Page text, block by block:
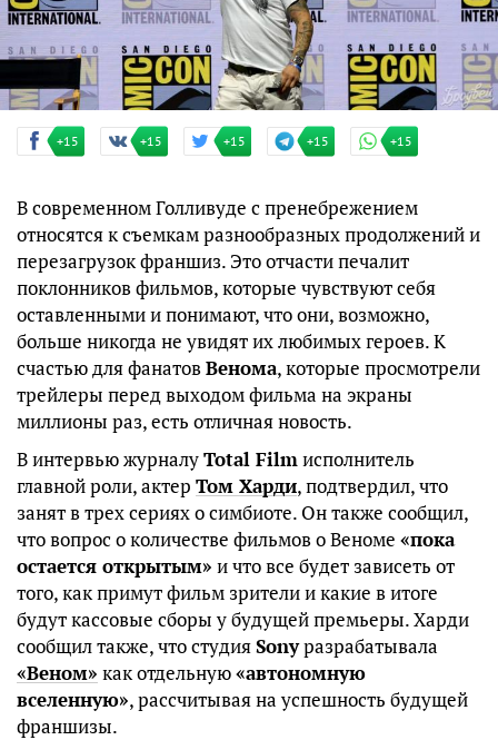
+15 +15 +15 +15 +15
В современном Голливуде с пренебрежением
относятся к съемкам разнообразных продолжений и
перезагрузок франшиз. Это отчасти печалит
поклонников фильмов, которые чувствуют себя
оставленными и понимают, что они, возможно,
больше никогда не увидят их любимых героев. К
счастью для фанатовВенома, которые просмотрели
трейлеры перед выходом фильма на экраны
миллионы раз, есть отличная новость.
В интервью журналуTotal Filmисполнитель
главной роли, актер Том Харди, подтвердил, что
занят в трех сериях о симбиоте. Он также сообщил,
что вопрос о количестве фильмов о Веноме «пока
остается открытым» и что все будет зависеть от
того, как примут фильм зрители и какие в итоге
будут кассовые сборы у будущей премьеры. Харди
сообщил также, что студияSonyразрабатывала
«Веном» как отдельную«автономную
вселенную», рассчитывая на успешность будущей
франшизы.